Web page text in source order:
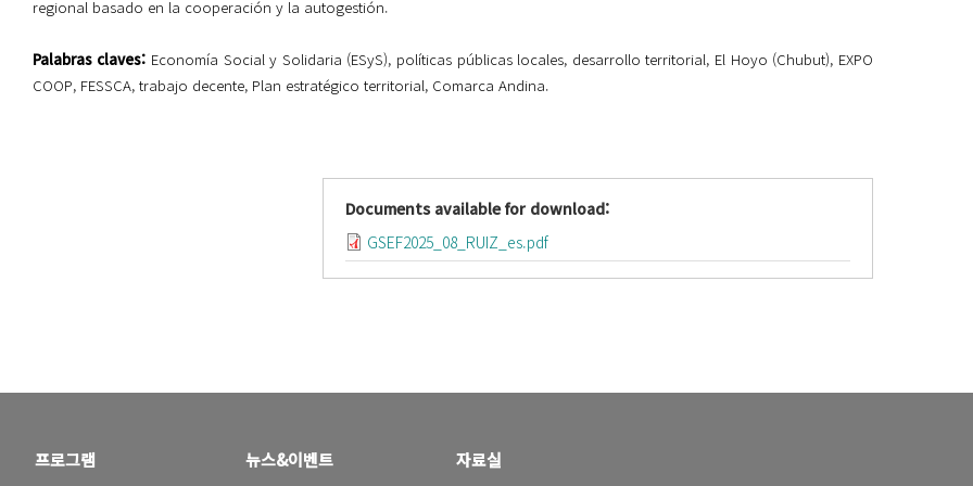
regional basado en la cooperación y la autogestión.
Palabras claves: Economía Social y Solidaria (ESyS), políticas públicas locales, desarrollo territorial, El Hoyo (Chubut), EXPO
COOP, FESSCA, trabajo decente, Plan estratégico territorial, Comarca Andina.
Documents available for download:
GSEF2025_08_RUIZ_es.pdf
프로그램 뉴스&이벤트 자료실